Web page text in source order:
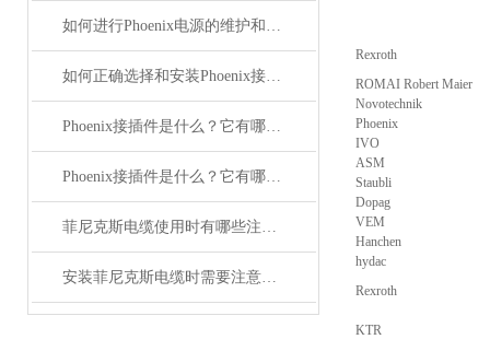
如何进行Phoenix电源的维护和保养？
如何正确选择和安装Phoenix接插件以确保其性能？
Phoenix接插件是什么？它有哪些分类？
Phoenix接插件是什么？它有哪些应用？
菲尼克斯电缆使用时有哪些注意事项？
安装菲尼克斯电缆时需要注意哪些事项？
Rexroth
ROMAI Robert Maier
Novotechnik
Phoenix
IVO
ASM
Staubli
Dopag
VEM
Hanchen
hydac
Rexroth
KTR